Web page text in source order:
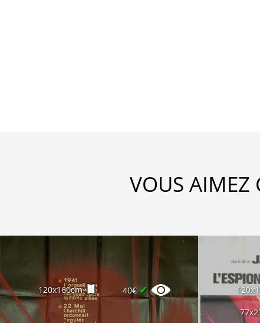
VOUS AIMEZ
120x160cm 40€ ✔